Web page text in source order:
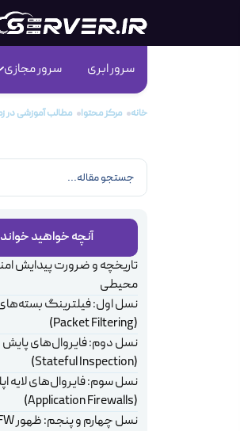
سرور ابری سرور مجازی
خانه مرکز محتوا مطالب آموزشی در
آنچه خواهید خواند
تاریخچه و ضرورت پیدایش
محیطی
نسل اول: فیلترینگ بسته‌های
(Packet Filtering)
نسل دوم: فایروال‌های
(Stateful Inspection)
نسل سوم: فایروال‌های لایه
(Application Firewalls)